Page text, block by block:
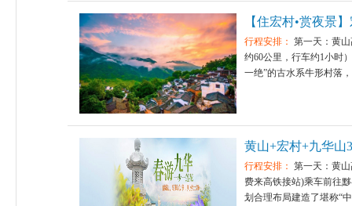
【住宏村•赏夜景
行程安排： 第一天：黄
约60公里，行车约1小时
一绝”的古水系牛形村落
黄山+宏村+九华山
行程安排： 第一天：黄
费来高铁接站)乘车前往
划合理布局建造了堪称“